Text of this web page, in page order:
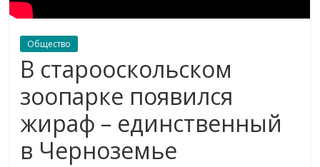
Общество
В старооскольском
зоопарке появился
жираф – единственный
в Черноземье